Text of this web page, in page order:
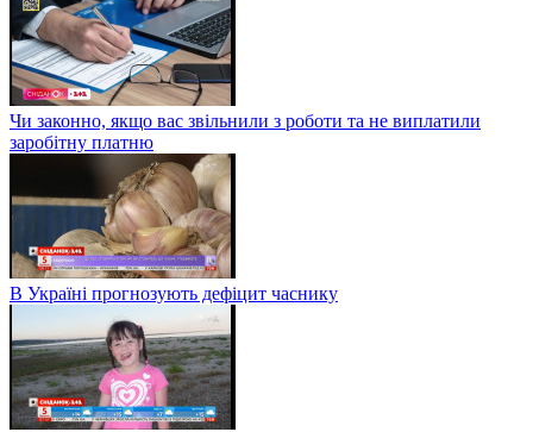
Чи законно, якщо вас звільнили з роботи та не виплатили
заробітну платню
В Україні прогнозують дефіцит часнику